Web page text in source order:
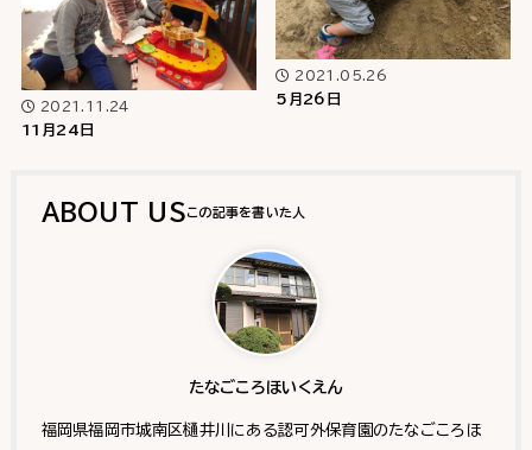
2021.11.24
11月24日
2021.05.26
5月26日
ABOUT US
たなごころほいくえん
福岡県福岡市城南区樋井川にある認可外保育園のたなごころほ